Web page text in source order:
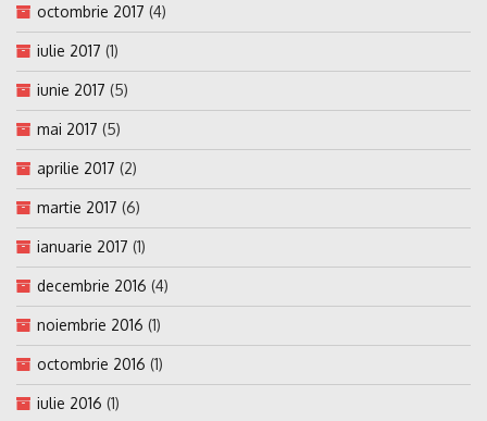
octombrie 2017 (4)
iulie 2017 (1)
iunie 2017 (5)
mai 2017 (5)
aprilie 2017 (2)
martie 2017 (6)
ianuarie 2017 (1)
decembrie 2016 (4)
noiembrie 2016 (1)
octombrie 2016 (1)
iulie 2016 (1)